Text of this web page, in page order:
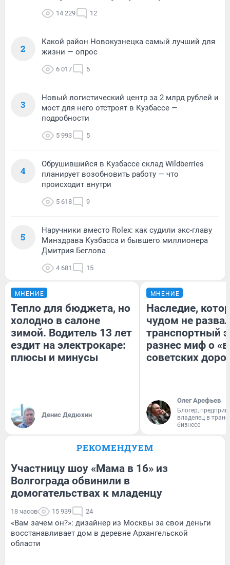
14 229 12
2
Какой район Новокузнецка самый лучший для
жизни — опрос
6 017 5
3
Новый логистический центр за 2 млрд рублей и
мост для него отстроят в Кузбассе —
подробности
5 993 5
4
Обрушившийся в Кузбассе склад Wildberries
планирует возобновить работу — что
происходит внутри
5 618 9
5
Наручники вместо Rolex: как судили экс-главу
Минздрава Кузбасса и бывшего миллионера
Дмитрия Беглова
4 681 15
МНЕНИЕ
Тепло для бюджета, но
холодно в салоне
зимой. Водитель 13 лет
ездит на электрокаре:
плюсы и минусы
Денис Дедюхин
МНЕНИЕ
Наследие,
чудом не
транспортный
разнес миф о
советских
Олег Арефьев
Блогер,
владелец в
бизнесе
РЕКОМЕНДУЕМ
Участницу шоу «Мама в 16» из
Волгограда обвинили в
домогательствах к младенцу
18 часов 15 939 24
«Вам зачем он?»: дизайнер из Москвы за свои деньги
восстанавливает дом в деревне Архангельской
области